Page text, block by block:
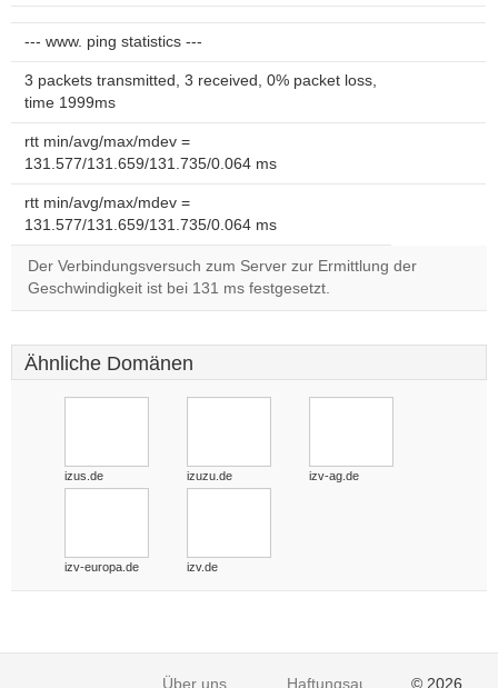
--- www. ping statistics ---
3 packets transmitted, 3 received, 0% packet loss,
time 1999ms
rtt min/avg/max/mdev =
131.577/131.659/131.735/0.064 ms
rtt min/avg/max/mdev =
131.577/131.659/131.735/0.064 ms
Der Verbindungsversuch zum Server zur Ermittlung der
Geschwindigkeit ist bei 131 ms festgesetzt.
Ähnliche Domänen
izus.de izuzu.de izv-ag.de
izv-europa.de izv.de
Über uns Haftungsausschluss© 2026